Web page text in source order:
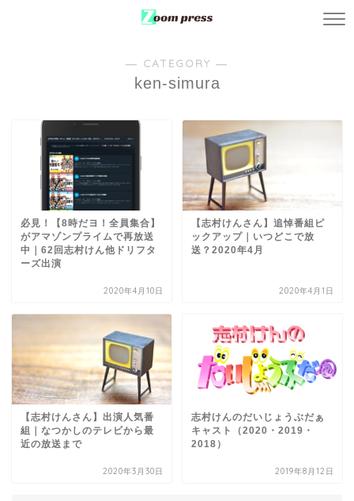
― CATEGORY ―
ken-simura
必見！【8時だヨ！全員集合】
がアマゾンプライムで再放送
中｜62回志村けん他ドリフタ
ーズ出演
2020年4月10日
【志村けんさん】追悼番組ピ
ックアップ｜いつどこで放
送？2020年4月
2020年4月1日
【志村けんさん】出演人気番
組｜なつかしのテレビから最
近の放送まで
2020年3月30日
志村けんのだいじょうぶだぁ
キャスト（2020・2019・
2018）
2019年8月12日